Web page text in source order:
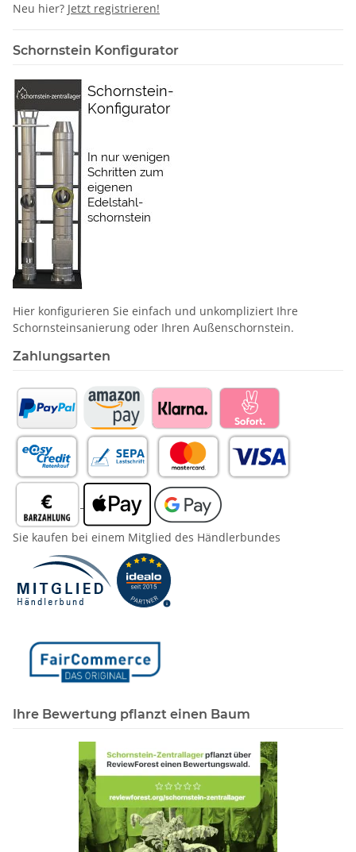
Neu hier? Jetzt registrieren!
Schornstein Konfigurator
Hier konfigurieren Sie einfach und unkompliziert Ihre
Schornstein­sanierung oder Ihren Außenschornstein.
Zahlungsarten
Sie kaufen bei einem Mitglied des Händlerbundes
Ihre Bewertung pflanzt einen Baum